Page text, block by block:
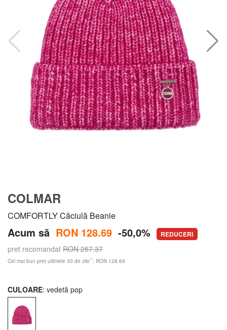
COLMAR
COMFORTLY Căciulă Beanie
Acum să RON 128.69 -50,0% REDUCERI
pret recomandat RON 257.37
Cel mai bun preț ultimele 30 de zile**: RON 128.69
CULOARE: vedetă pop